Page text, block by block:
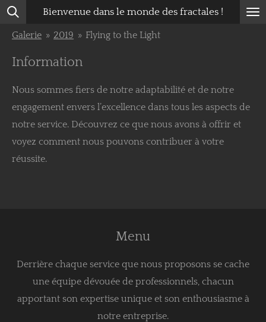
Passer
au
principal
Bienvenue dans le monde des fractales !
Galerie » 2019 » Flying to the Light
Information
Nous sommes fiers de notre adaptabilité et de notre
engagement envers l’excellence dans tous les aspects de
notre service. Découvrez ce que nous avons à offrir et
voyez comment nous pouvons contribuer à votre
réussite.
Menu
Derrière chaque service que nous proposons se cache
une équipe dévouée de professionnels, chacun
apportant son expertise unique et son enthousiasme à
notre entreprise.